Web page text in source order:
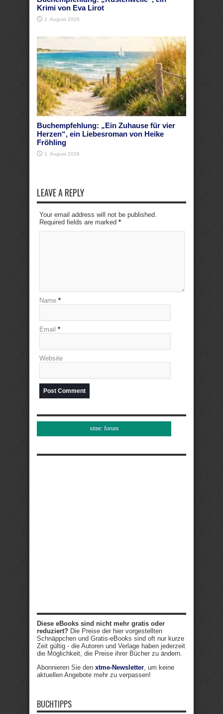
Krimi von Eva Lirot
2. August 2026
Buchempfehlung: „Ein Zuhause für vier
Herzen“, ein Liebesroman von Heike
Fröhling
1. August 2026
LEAVE A REPLY
Your email address will not be published.
Required fields are marked *
Name *
Email *
Website
xtme: forum
Diese eBooks sind nicht mehr gratis oder
reduziert? Die Preise der hier vorgestellten
Schnäppchen und Gratis-eBooks sind oft nur kurze
Zeit gültig - die Autoren und Verlage haben jederzeit
die Möglichkeit, die Preise ihrer Bücher zu ändern.
Abonnieren Sie den xtme-Newsletter, um keine
aktuellen Angebote mehr zu verpassen!
BUCHTIPPS